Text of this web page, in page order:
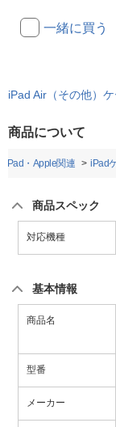
一緒に買う
iPad Air（その他）
商品について
iPad・Apple関連 iPad
商品スペック
対応機種
基本情報
商品名
型番
メーカー